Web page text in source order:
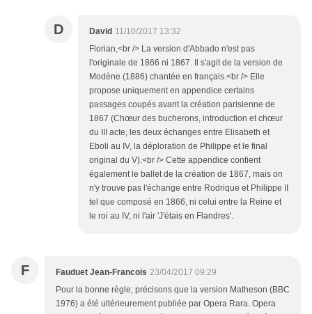
D David 11/10/2017 13:32
Florian,<br /> La version d'Abbado n'est pas
l'originale de 1866 ni 1867. Il s'agit de la version de
Modène (1886) chantée en français.<br /> Elle
propose uniquement en appendice certains
passages coupés avant la création parisienne de
1867 (Chœur des bucherons, introduction et chœur
du III acte, les deux échanges entre Elisabeth et
Eboli au IV, la déploration de Philippe et le final
original du V).<br /> Cette appendice contient
également le ballet de la création de 1867, mais on
n'y trouve pas l'échange entre Rodrique et Philippe II
tel que composé en 1866, ni celui entre la Reine et
le roi au IV, ni l'air 'J'étais en Flandres'.
F Fauduet Jean-Francois 23/04/2017 09:29
Pour la bonne règle; précisons que la version Matheson (BBC
1976) a été ultérieurement publiée par Opera Rara. Opera